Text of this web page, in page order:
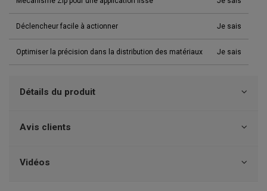
Déclencheur facile à actionner Je sais
Optimiser la précision dans la distribution des matériaux Je sais
Détails du produit
Avis clients
Vidéos